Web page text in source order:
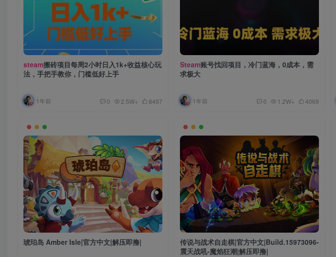
steam搬砖项目每周2小时日入1k+收益核心玩
法，手把手教你，门槛低好上手
1年前 0 2.5W+ 8497
Steam账号找回项目，冷门蓝海，0成本，需
求极大
1年前 0 1.2W+ 4069
琥珀岛 Amber Isle|官方中文|解压即撸|
传说与战术自走棋|官方中文|Build.15973096-
震天战吼-魔焰狂潮|解压即撸|